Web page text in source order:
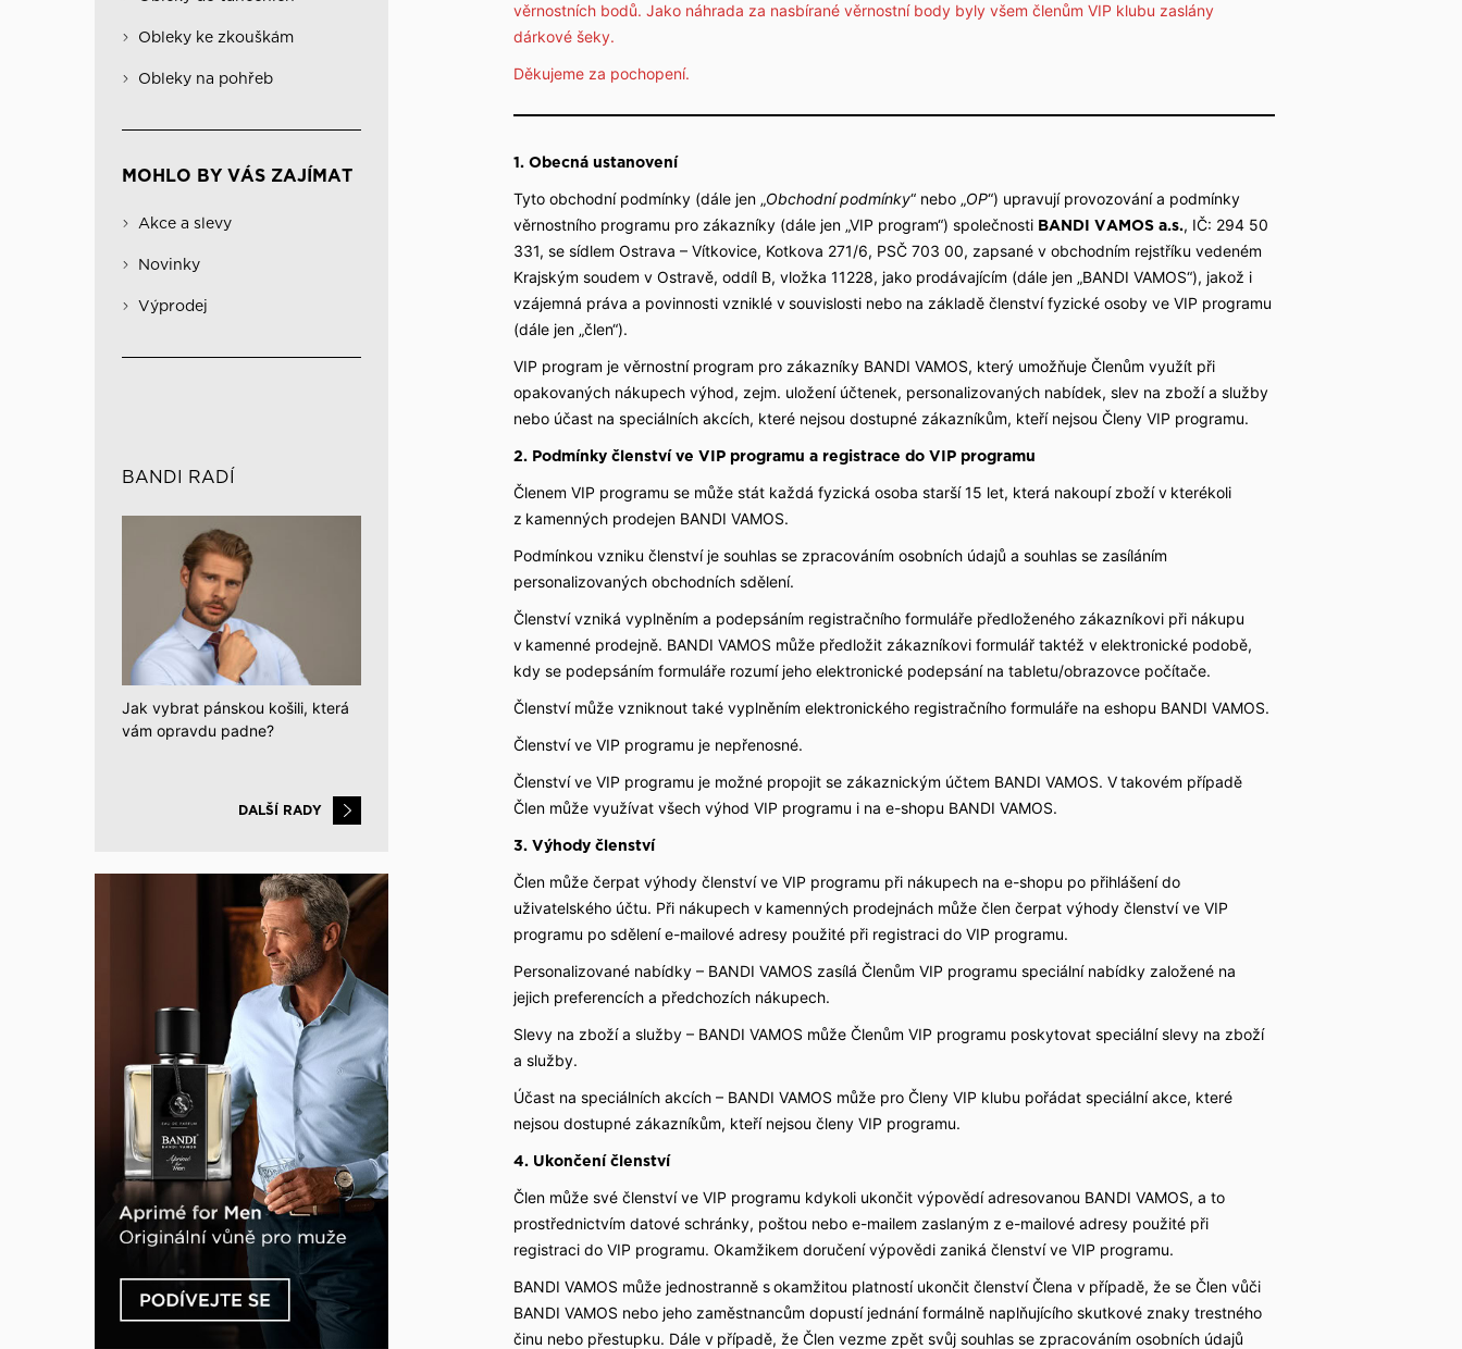
Společenské rukavice
Významné události
Obleky ke zkouškám
Obleky na pohřeb
MOHLO BY VÁS ZAJÍMAT
Akce a slevy
Novinky
Výprodej
BANDI RADÍ
Jak vybrat pánskou košili, která
vám opravdu padne?
DALŠÍ RADY
věrnostních bodů. Jako náhrada za nasbírané věrnostní body byly všem členům VIP klubu zaslány
dárkové šeky.
Děkujeme za pochopení.
1. Obecná ustanovení
Tyto obchodní podmínky (dále jen „Obchodní podmínky“ nebo „OP“) upravují provozování a podmínky
věrnostního programu pro zákazníky (dále jen „VIP program“) společnosti BANDI VAMOS a.s., IČ: 294 50
331, se sídlem Ostrava – Vítkovice, Kotkova 271/6, PSČ 703 00, zapsané v obchodním rejstříku vedeném
Krajským soudem v Ostravě, oddíl B, vložka 11228, jako prodávajícím (dále jen „BANDI VAMOS“), jakož i
vzájemná práva a povinnosti vzniklé v souvislosti nebo na základě členství fyzické osoby ve VIP programu
(dále jen „člen“).
VIP program je věrnostní program pro zákazníky BANDI VAMOS, který umožňuje Členům využít při
opakovaných nákupech výhod, zejm. uložení účtenek, personalizovaných nabídek, slev na zboží a služby
nebo účast na speciálních akcích, které nejsou dostupné zákazníkům, kteří nejsou Členy VIP programu.
2. Podmínky členství ve VIP programu a registrace do VIP programu
Členem VIP programu se může stát každá fyzická osoba starší 15 let, která nakoupí zboží v kterékoli
z kamenných prodejen BANDI VAMOS.
Podmínkou vzniku členství je souhlas se zpracováním osobních údajů a souhlas se zasíláním
personalizovaných obchodních sdělení.
Členství vzniká vyplněním a podepsáním registračního formuláře předloženého zákazníkovi při nákupu
v kamenné prodejně. BANDI VAMOS může předložit zákazníkovi formulář taktéž v elektronické podobě,
kdy se podepsáním formuláře rozumí jeho elektronické podepsání na tabletu/obrazovce počítače.
Členství může vzniknout také vyplněním elektronického registračního formuláře na eshopu BANDI VAMOS.
Členství ve VIP programu je nepřenosné.
Členství ve VIP programu je možné propojit se zákaznickým účtem BANDI VAMOS. V takovém případě
Člen může využívat všech výhod VIP programu i na e-shopu BANDI VAMOS.
3. Výhody členství
Člen může čerpat výhody členství ve VIP programu při nákupech na e-shopu po přihlášení do
uživatelského účtu. Při nákupech v kamenných prodejnách může člen čerpat výhody členství ve VIP
programu po sdělení e-mailové adresy použité při registraci do VIP programu.
Personalizované nabídky – BANDI VAMOS zasílá Členům VIP programu speciální nabídky založené na
jejich preferencích a předchozích nákupech.
Slevy na zboží a služby – BANDI VAMOS může Členům VIP programu poskytovat speciální slevy na zboží
a služby.
Účast na speciálních akcích – BANDI VAMOS může pro Členy VIP klubu pořádat speciální akce, které
nejsou dostupné zákazníkům, kteří nejsou členy VIP programu.
4. Ukončení členství
Člen může své členství ve VIP programu kdykoli ukončit výpovědí adresovanou BANDI VAMOS, a to
prostřednictvím datové schránky, poštou nebo e-mailem zaslaným z e-mailové adresy použité při
registraci do VIP programu. Okamžikem doručení výpovědi zaniká členství ve VIP programu.
BANDI VAMOS může jednostranně s okamžitou platností ukončit členství Člena v případě, že se Člen vůči
BANDI VAMOS nebo jeho zaměstnancům dopustí jednání formálně naplňujícího skutkové znaky trestného
činu nebo přestupku. Dále v případě, že Člen vezme zpět svůj souhlas se zpracováním osobních údajů